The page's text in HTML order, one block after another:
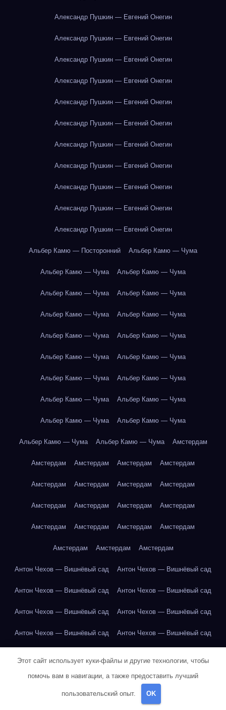
Александр Пушкин — Евгений Онегин
Александр Пушкин — Евгений Онегин
Александр Пушкин — Евгений Онегин
Александр Пушкин — Евгений Онегин
Александр Пушкин — Евгений Онегин
Александр Пушкин — Евгений Онегин
Александр Пушкин — Евгений Онегин
Александр Пушкин — Евгений Онегин
Александр Пушкин — Евгений Онегин
Александр Пушкин — Евгений Онегин
Александр Пушкин — Евгений Онегин
Альбер Камю — Посторонний Альбер Камю — Чума
Альбер Камю — Чума Альбер Камю — Чума
Альбер Камю — Чума Альбер Камю — Чума
Альбер Камю — Чума Альбер Камю — Чума
Альбер Камю — Чума Альбер Камю — Чума
Альбер Камю — Чума Альбер Камю — Чума
Альбер Камю — Чума Альбер Камю — Чума
Альбер Камю — Чума Альбер Камю — Чума
Альбер Камю — Чума Альбер Камю — Чума
Альбер Камю — Чума Альбер Камю — Чума Амстердам
Амстердам Амстердам Амстердам Амстердам
Амстердам Амстердам Амстердам Амстердам
Амстердам Амстердам Амстердам Амстердам
Амстердам Амстердам Амстердам Амстердам
Амстердам Амстердам Амстердам
Антон Чехов — Вишнёвый сад Антон Чехов — Вишнёвый сад
Антон Чехов — Вишнёвый сад Антон Чехов — Вишнёвый сад
Антон Чехов — Вишнёвый сад Антон Чехов — Вишнёвый сад
Антон Чехов — Вишнёвый сад Антон Чехов — Вишнёвый сад
Антон Чехов — Вишнёвый сад Антон Чехов — Вишнёвый сад
Антон Чехов — Вишнёвый сад Антон Чехов — Вишнёвый сад
Этот сайт использует куки-файлы и другие технологии, чтобы
помочь вам в навигации, а также предоставить лучший
пользовательский опыт. OK